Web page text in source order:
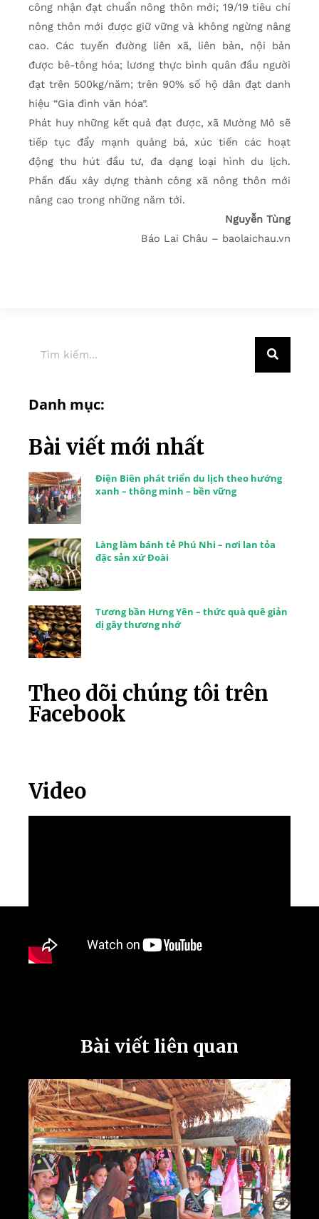
công nhận đạt chuẩn nông thôn mới; 19/19 tiêu chí
nông thôn mới được giữ vững và không ngừng nâng
cao. Các tuyến đường liên xã, liên bản, nội bản
được bê-tông hóa; lương thực bình quân đầu người
đạt trên 500kg/năm; trên 90% số hộ dân đạt danh
hiệu “Gia đình văn hóa”.
Phát huy những kết quả đạt được, xã Mường Mô sẽ
tiếp tục đẩy mạnh quảng bá, xúc tiến các hoạt
động thu hút đầu tư, đa dạng loại hình du lịch.
Phấn đấu xây dựng thành công xã nông thôn mới
nâng cao trong những năm tới.
Nguyễn Tùng
Báo Lai Châu – baolaichau.vn
Danh mục:
Bài viết mới nhất
Điện Biên phát triển du lịch theo hướng
xanh – thông minh – bền vững
Làng làm bánh tẻ Phú Nhi – nơi lan tỏa
đặc sản xứ Đoài
Tương bần Hưng Yên – thức quà quê giản
dị gây thương nhớ
Theo dõi chúng tôi trên
Facebook
Video
Bài viết liên quan